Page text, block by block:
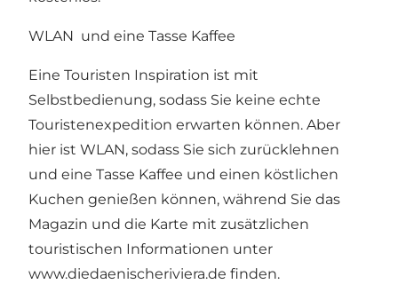
WLAN und eine Tasse Kaffee
Eine Touristen Inspiration ist mit
Selbstbedienung, sodass Sie keine echte
Touristenexpedition erwarten können. Aber
hier ist WLAN, sodass Sie sich zurücklehnen
und eine Tasse Kaffee und einen köstlichen
Kuchen genießen können, während Sie das
Magazin und die Karte mit zusätzlichen
touristischen Informationen unter
www.diedaenischeriviera.de finden.